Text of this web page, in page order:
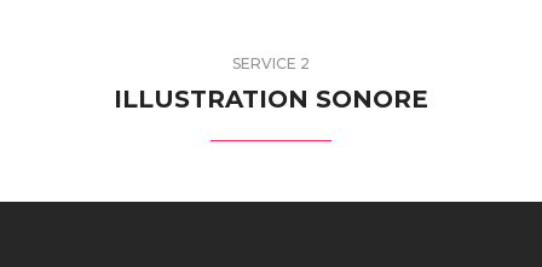
SERVICE 2
ILLUSTRATION SONORE